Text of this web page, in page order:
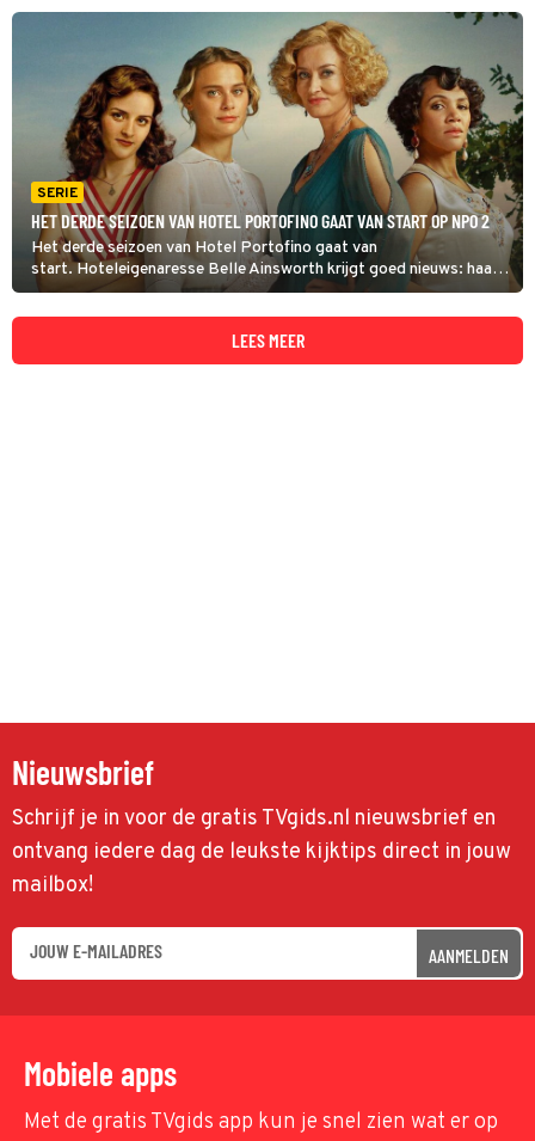
schoonheidsproducten te lanceren.
SERIE
HET DERDE SEIZOEN VAN HOTEL PORTOFINO GAAT VAN START OP NPO 2
Het derde seizoen van Hotel Portofino gaat van
start. Hoteleigenaresse Belle Ainsworth krijgt goed nieuws: haar
nietsnutterige echtgenoot wil scheiden. Maar voordat hij
voorgoed uit Bella's leven verdwijnt, moet zij eerst nog zijn hachje
LEES MEER
Nieuwsbrief
Schrijf je in voor de gratis TVgids.nl nieuwsbrief en
ontvang iedere dag de leukste kijktips direct in jouw
mailbox!
AANMELDEN
Mobiele apps
Met de gratis TVgids app kun je snel zien wat er op